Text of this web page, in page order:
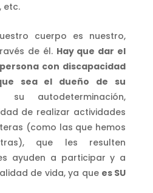
etc.
cuerpo es nuestro,
de él. Hay que dar el
con discapacidad
sea el dueño de su
autodeterminación,
de realizar actividades
(como las que hemos
que les resulten
ayuden a participar y a
de vida, ya que es SU